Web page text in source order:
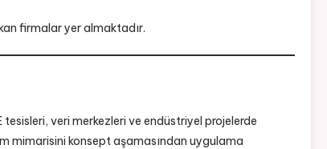
firmalar yer almaktadır.
veri merkezleri ve endüstriyel projelerde
mimarisini konsept aşamasından uygulama